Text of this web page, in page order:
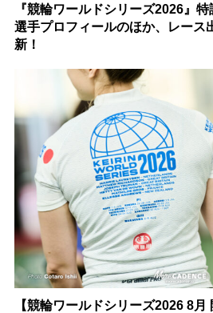
『競輪ワールドシリーズ2026』
選手プロフィールのほか、レース
新！
【競輪ワールドシリーズ2026 8